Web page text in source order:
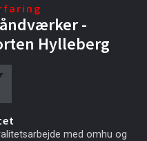
-
Hylleberg
med omhu og